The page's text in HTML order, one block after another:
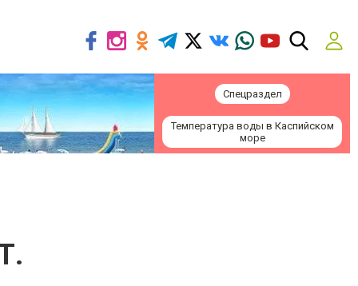
Спецраздел
Температура воды в Каспийском
море